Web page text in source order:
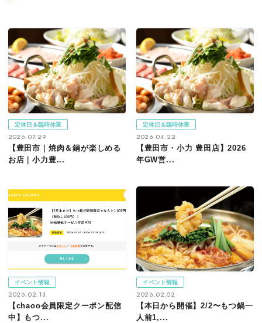
定休日＆臨時休業
2026.07.29
【豊田市｜焼肉＆鍋が楽しめる
お店｜小力豊...
定休日＆臨時休業
2026.04.22
【豊田市・小力 豊田店】2026
年GW営...
イベント情報
2026.02.13
【chaoo会員限定クーポン配信
中】もつ...
イベント情報
2026.02.02
【本日から開催】2/2〜もつ鍋一
人前1,...